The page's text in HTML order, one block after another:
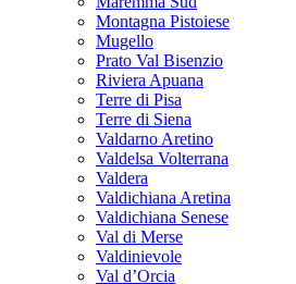
Montagna Pistoiese
Mugello
Prato Val Bisenzio
Riviera Apuana
Terre di Pisa
Terre di Siena
Valdarno Aretino
Valdelsa Volterrana
Valdera
Valdichiana Aretina
Valdichiana Senese
Val di Merse
Valdinievole
Val d’Orcia